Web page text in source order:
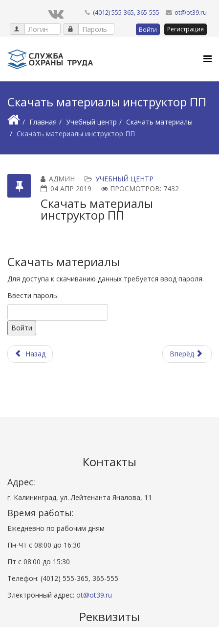
(4012) 555-365, 365-555 ot@ot39.ru
Войти Регистрация
Скачать материалы инструктор ПП
Главная Учебный центр
Скачать материалы
Скачать материалы инструктор ПП
АДМИН
УЧЕБНЫЙ ЦЕНТР
04 АПР 2019
ПРОСМОТРОВ: 7432
Скачать материалы
инструктор ПП
Скачать материалы
Для доступа к скачиванию данных требуется ввод пароля.
Ввести пароль:
Назад Вперёд
Контакты
Адрес:
г. Калининград, ул. Лейтенанта Яналова, 11
Время работы:
Ежедневно по рабочим дням
Пн-Чт с 08:00 до 16:30
Пт с 08:00 до 15:30
Телефон: (4012) 555-365, 365-555
Электронный адрес: ot@ot39.ru
Реквизиты